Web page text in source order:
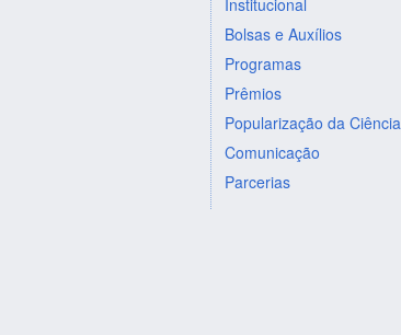
Bolsas e Auxílios
Programas
Prêmios
Popularização da Ciência
Comunicação
Parcerias